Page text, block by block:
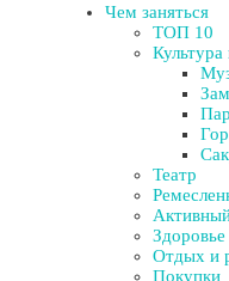
Чем заняться
ТОП 10
Культура
Театр
Здоровье
Отдых и
Покупки